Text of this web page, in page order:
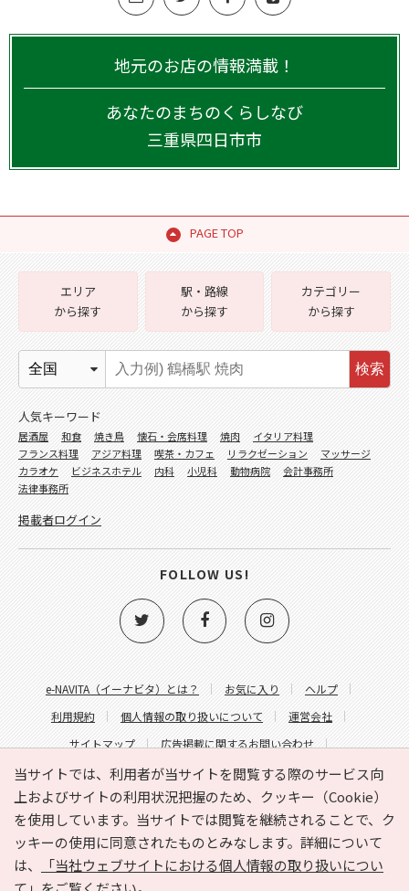
地元のお店の情報満載！
あなたのまちのくらしなび
三重県四日市市
PAGE TOP
当サイトでは、利用者が当サイトを閲覧する際のサービス向
上およびサイトの利用状況把握のため、クッキー（Cookie）
を使用しています。当サイトでは閲覧を継続されることで、ク
ッキーの使用に同意されたものとみなします。詳細について
は、
「当社ウェブサイトにおける個人情報の取り扱いについ
e-NAVITA（イーナビタ）とは？ お気に入り
ヘルプ
利用規約
個人情報の取り扱いについて
運営会社
サイトマップ
広告掲載に関するお問い合わせ
サイトの内容に関するお問い合わせ
エリア
から探す
駅・路線
から探す
カテゴリー
から探す
検索
人気キーワード
居酒屋 和食 焼き鳥 懐石・会席料理 焼肉
イタリア料理
フランス料理
アジア料理 喫茶・カフェ リラクゼーション
マッサージ
カラオケ
ビジネスホテル 内科 小児科 動物病院
会計事務所
法律事務所
掲載者ログイン
FOLLOW US!
Copyright © HYOJITO.Co.,Ltd. All Rights Reserved.